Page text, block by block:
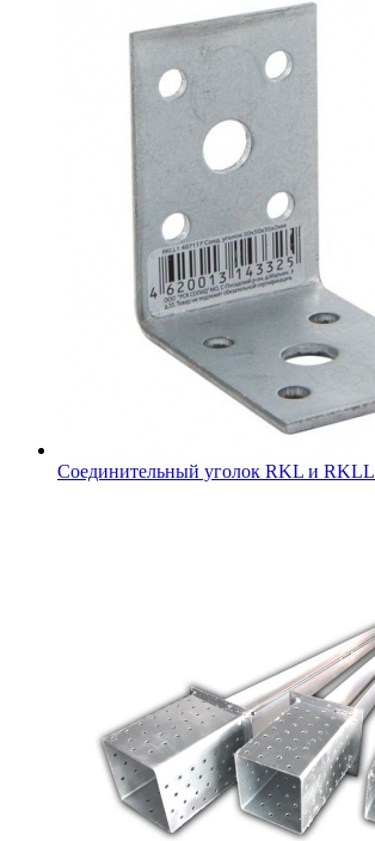
Соединительный уголок RKL и RKLL